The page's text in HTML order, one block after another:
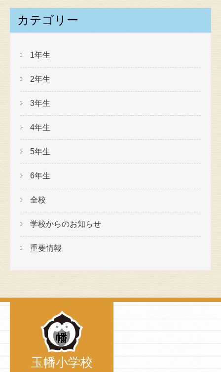
カテゴリー
1年生
2年生
3年生
4年生
5年生
6年生
全校
学校からのお知らせ
重要情報
玉幡小学校